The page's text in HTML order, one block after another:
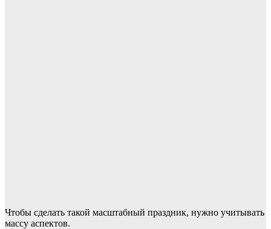
Чтобы сделать такой масштабный праздник, нужно учитывать
массу аспектов.